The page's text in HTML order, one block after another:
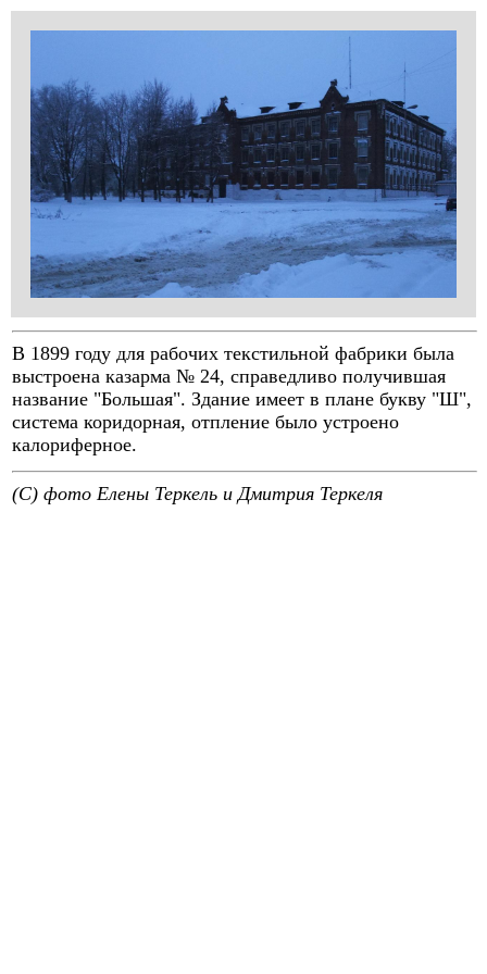
В 1899 году для рабочих текстильной фабрики была
выстроена казарма № 24, справедливо получившая
название "Большая". Здание имеет в плане букву "Ш",
система коридорная, отпление было устроено
калориферное.
(C) фото Елены Теркель и Дмитрия Теркеля